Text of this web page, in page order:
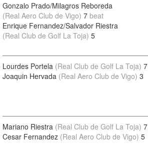
Gonzalo Prado/Milagros Reboreda
(Real Aero Club de Vigo) 7 beat
Enrique Fernandez/Salvador Riestra
(Real Club de Golf La Toja) 5
Lourdes Portela (Real Club de Golf La Toja) 7
Joaquin Hervada (Real Aero Club de Vigo) 3
Mariano Riestra (Real Club de Golf La Toja) 7
Cesar Fernandez (Real Aero Club de Vigo) 5